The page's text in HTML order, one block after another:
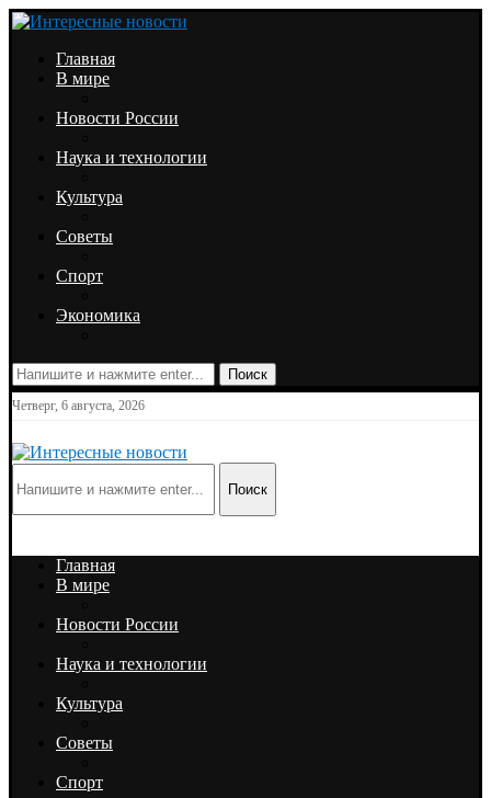
Главная
В мире
Новости России
Наука и технологии
Культура
Советы
Спорт
Экономика
Поиск
Четверг, 6 августа, 2026
Поиск
Главная
В мире
Новости России
Наука и технологии
Культура
Советы
Спорт